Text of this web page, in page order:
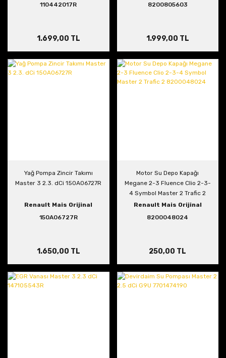
110442017R
1.699,00 TL
8200805603
1.999,00 TL
Yağ Pompa Zincir Takımı
Master 3 2.3. dCi 150A06727R
Renault Mais Orijinal
150A06727R
1.650,00 TL
Motor Su Depo Kapağı
Megane 2-3 Fluence Clio 2-3-
4 Symbol Master 2 Trafic 2
8200048024
Renault Mais Orijinal
8200048024
250,00 TL